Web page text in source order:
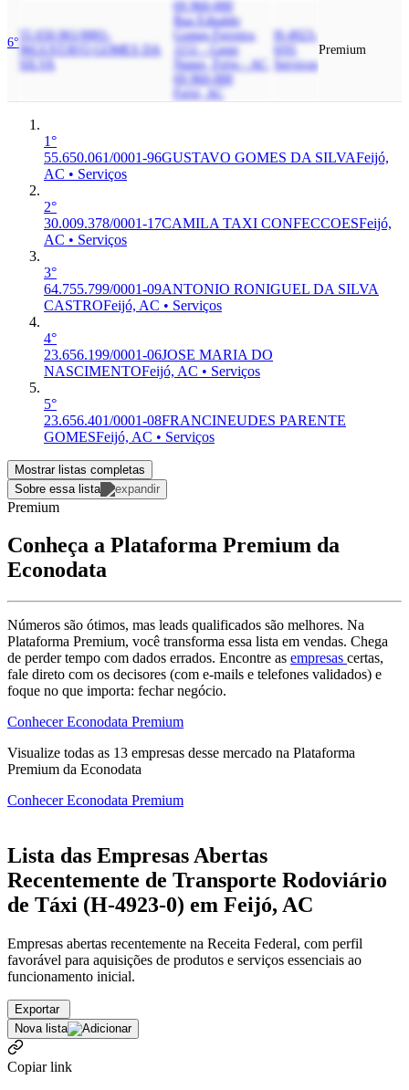
6°
55.650.061/0001-
96GUSTAVO GOMES DA
69.960-000
Rua Ednaldo
Gomes Ferreira,
1151 - Genir
Nunes, Feijo - AC,
69.960-000
Feijó, AC
H-4923-
Serviços
Premium
1°
55.650.061/0001-96GUSTAVO GOMES DA SILVAFeijó,
AC • Serviços
2°
30.009.378/0001-17CAMILA TAXI CONFECCOESFeijó,
AC • Serviços
3°
64.755.799/0001-09ANTONIO RONIGUEL DA SILVA
CASTROFeijó, AC • Serviços
4°
23.656.199/0001-06JOSE MARIA DO
NASCIMENTOFeijó, AC • Serviços
5°
23.656.401/0001-08FRANCINEUDES PARENTE
GOMESFeijó, AC • Serviços
Mostrar listas completas
Sobre essa lista
Premium
Conheça a Plataforma Premium da
Econodata
Números são ótimos, mas leads qualificados são melhores. Na
Plataforma Premium, você transforma essa lista em vendas. Chega
de perder tempo com dados errados. Encontre as empresas certas,
fale direto com os decisores (com e-mails e telefones validados) e
foque no que importa: fechar negócio.
Conhecer Econodata Premium
Visualize todas as 13 empresas desse mercado na Plataforma
Premium da Econodata
Conhecer Econodata Premium
Lista das Empresas Abertas
Recentemente de Transporte Rodoviário
de Táxi (H-4923-0) em Feijó, AC
Empresas abertas recentemente na Receita Federal, com perfil
favorável para aquisições de produtos e serviços essenciais ao
funcionamento inicial.
Exportar
Nova lista
Copiar link